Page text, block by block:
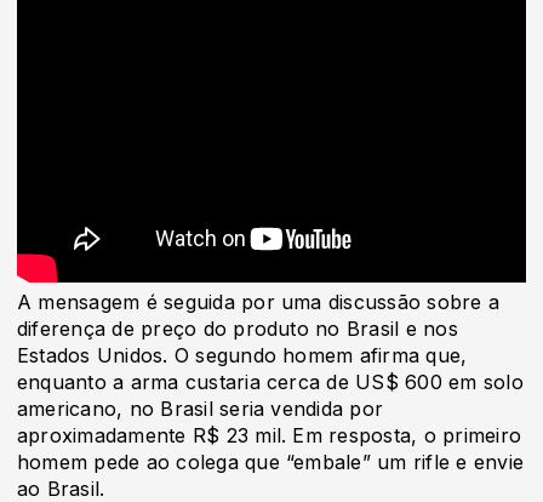
A mensagem é seguida por uma discussão sobre a
diferença de preço do produto no Brasil e nos
Estados Unidos. O segundo homem afirma que,
enquanto a arma custaria cerca de US$ 600 em solo
americano, no Brasil seria vendida por
aproximadamente R$ 23 mil. Em resposta, o primeiro
homem pede ao colega que “embale” um rifle e envie
ao Brasil.